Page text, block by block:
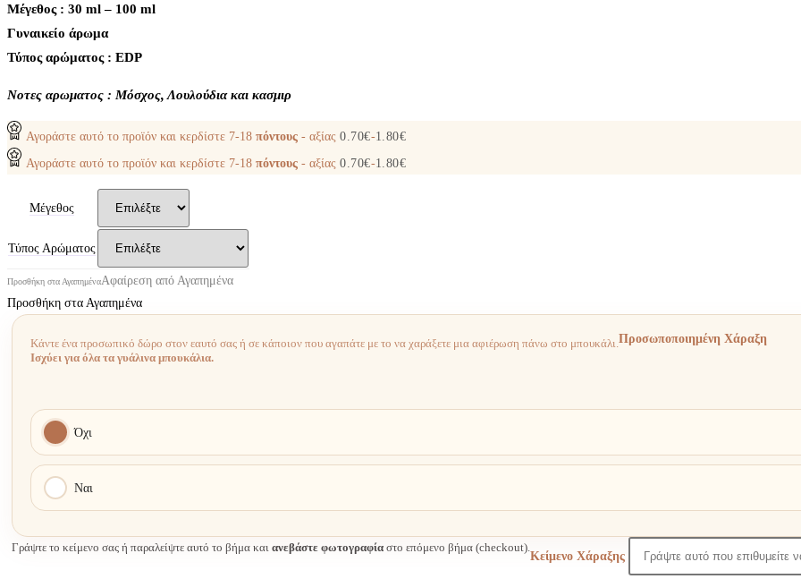
Μέγεθος : 30 ml – 100 ml
Γυναικείο άρωμα
Τύπος αρώματος : ΕDP
Nοτες αρωματος : Μόσχος, Λουλούδια και κασμιρ
Αγοράστε αυτό το προϊόν και κερδίστε 7-18 πόντους - αξίας 0.70€-1.80€
Αγοράστε αυτό το προϊόν και κερδίστε 7-18 πόντους - αξίας 0.70€-1.80€
Μέγεθος
Τύπος Αρώματος
Προσθήκη στα ΑγαπημέναΑφαίρεση από Αγαπημένα
Προσθήκη στα Αγαπημένα
Προσωποποιημένη Χάραξη
Κάντε ένα προσωπικό δώρο στον εαυτό σας ή σε κάποιον που αγαπάτε με το να χαράξετε μια αφιέρωση πάνω στο μπουκάλι.
Ισχύει για όλα τα γυάλινα μπουκάλια.
Όχι
Ναι
Κείμενο Χάραξης
Γράψτε το κείμενο σας ή παραλείψτε αυτό το βήμα και ανεβάστε φωτογραφία στο επόμενο βήμα (checkout).